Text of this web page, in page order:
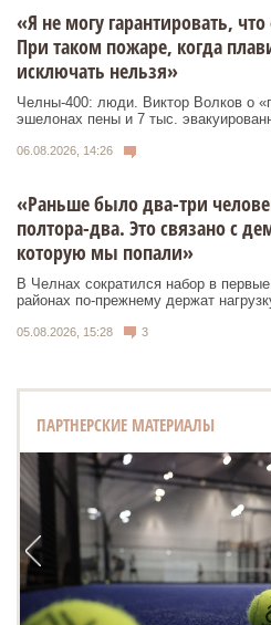
«Я не могу гарантировать,
При таком пожаре, когда
исключать нельзя»
Челны-400: люди. Виктор Волков о
эшелонах пены и 7 тыс.
06.08.2026, 14:26
«Раньше было два-три
полтора-два. Это связано с
которую мы попали»
В Челнах сократился набор в
районах по-прежнему держат
05.08.2026, 15:28 3
ПАРТНЕРСКИЕ МАТЕРИАЛЫ